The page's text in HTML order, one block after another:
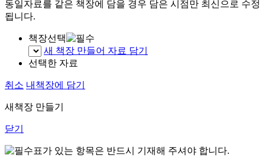
동일자료를 같은 책장에 담을 경우 담은 시점만 최신으로 수정
됩니다.
책장선택
새 책장 만들어 자료 담기
선택한 자료
취소 내책장에 담기
새책장 만들기
닫기
표가 있는 항목은 반드시 기재해 주셔야 합니다.